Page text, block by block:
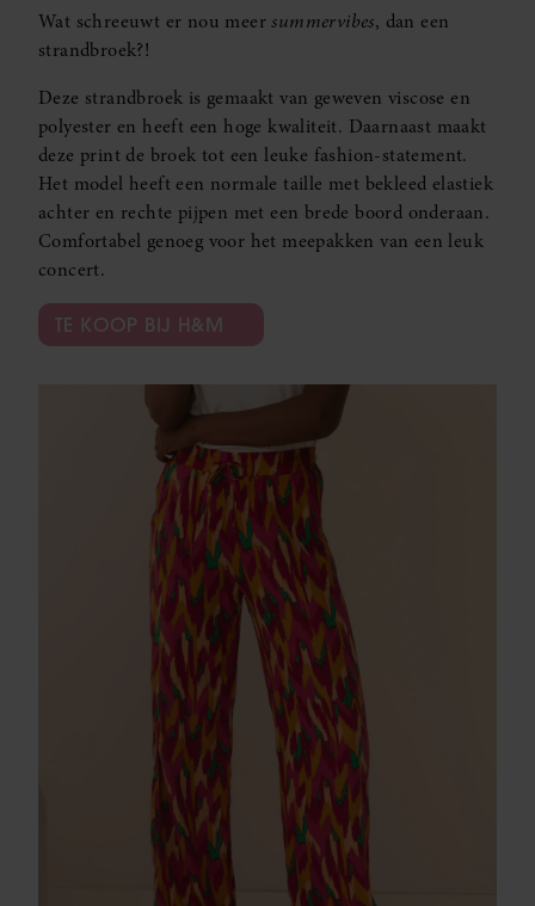
Wat schreeuwt er nou meersummervibes, dan een
strandbroek?!
Deze strandbroek is gemaakt van geweven viscose en
polyester en heeft een hoge kwaliteit. Daarnaast maakt
deze print de broek tot een leuke fashion-statement.
Het model heeft een normale taille met bekleed elastiek
achter en rechte pijpen met een brede boord onderaan.
Comfortabel genoeg voor het meepakken van een leuk
concert.
TE KOOP BIJ H&M